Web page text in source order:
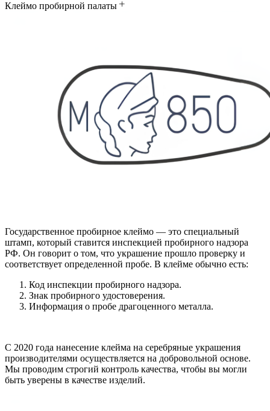
Клеймо пробирной палаты
Государственное пробирное клеймо — это специальный
штамп, который ставится инспекцией пробирного надзора
РФ. Он говорит о том, что украшение прошло проверку и
соответствует определенной пробе. В клейме обычно есть:
Код инспекции пробирного надзора.
Знак пробирного удостоверения.
Информация о пробе драгоценного металла.
С 2020 года нанесение клейма на серебряные украшения
производителями осуществляется на добровольной основе.
Мы проводим строгий контроль качества, чтобы вы могли
быть уверены в качестве изделий.